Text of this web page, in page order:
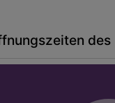
des